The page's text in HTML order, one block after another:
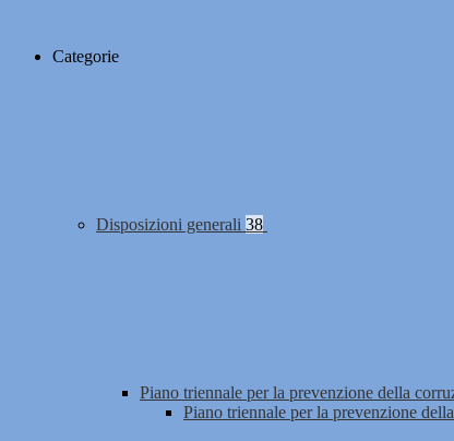
Categorie
Disposizioni generali 38
Piano triennale per la prevenzione della
Piano triennale per la prevenzione